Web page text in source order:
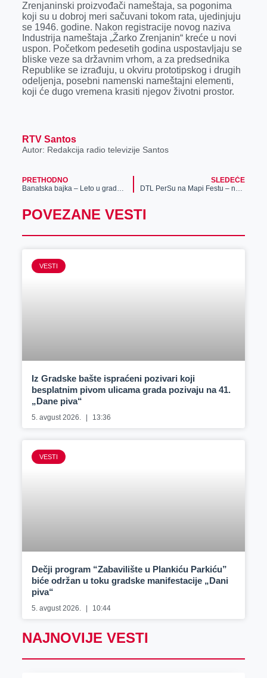
Zrenjaninski proizvođači nameštaja, sa pogonima
koji su u dobroj meri sačuvani tokom rata, ujedinjuju
se 1946. godine. Nakon registracije novog naziva
Industrija nameštaja „Žarko Zrenjanin“ kreće u novi
uspon. Početkom pedesetih godina uspostavlјaju se
bliske veze sa državnim vrhom, a za predsednika
Republike se izrađuju, u okviru prototipskog i drugih
odelјenja, posebni namenski nameštajni elementi,
koji će dugo vremena krasiti njegov životni prostor.
RTV Santos
Autor: Redakcija radio televizije Santos
PRETHODNO
Banatska bajka – Leto u gradskoj bašti od 14. juna do 24. avgusta 2025. godine
SLEDEĆE
DTL PerSu na Mapi Festu – najlepše boje umetnosti nastaju tamo gde se osmehuju deca i grle porodice
POVEZANE VESTI
VESTI
Iz Gradske bašte ispraćeni pozivari koji
besplatnim pivom ulicama grada pozivaju na 41.
„Dane piva“
5. avgust 2026. 13:36
VESTI
Dečji program “Zabavilište u Plankiću Parkiću”
biće održan u toku gradske manifestacije „Dani
piva“
5. avgust 2026. 10:44
NAJNOVIJE VESTI